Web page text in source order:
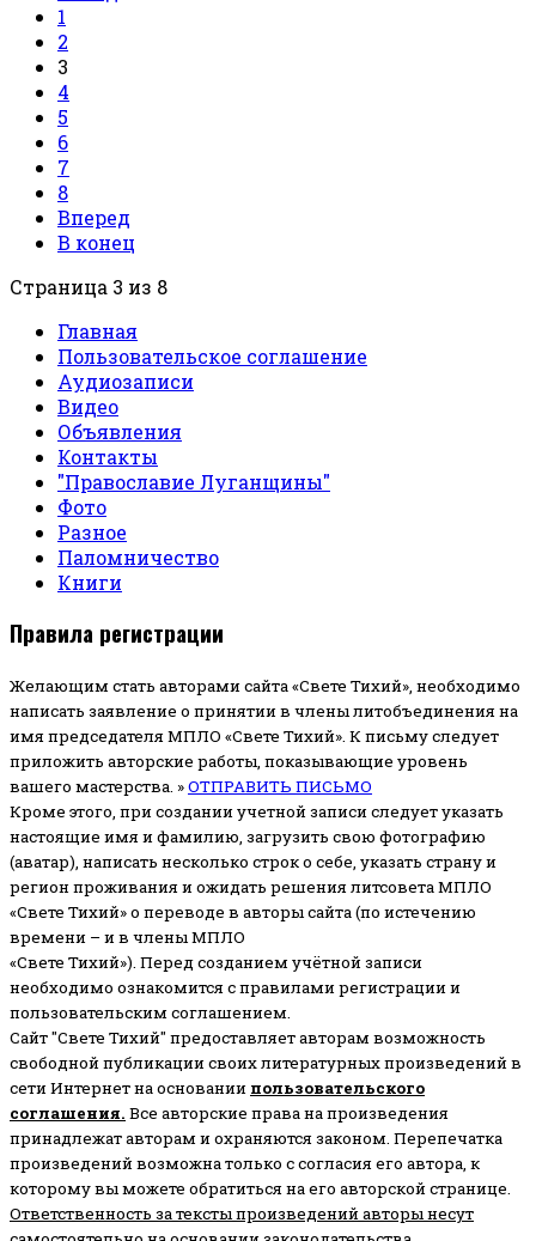
1
2
3
4
5
6
7
8
Вперед
В конец
Страница 3 из 8
Главная
Пользовательское соглашение
Аудиозаписи
Видео
Объявления
Контакты
"Православие Луганщины"
Фото
Разное
Паломничество
Книги
Правила регистрации
Желающим стать авторами сайта «Свете Тихий», необходимо
написать заявление о принятии в члены литобъединения на
имя председателя МПЛО «Свете Тихий». К письму следует
приложить авторские работы, показывающие уровень
вашего мастерства. »ОТПРАВИТЬ ПИСЬМО
Кроме этого, при создании учетной записи следует указать
настоящие имя и фамилию, загрузить свою фотографию
(аватар), написать несколько строк о себе, указать страну и
регион проживания и ожидать решения литсовета МПЛО
«Свете Тихий» о переводе в авторы сайта (по истечению
времени – и в члены МПЛО
«Свете Тихий»). Перед созданием учётной записи
необходимо ознакомится с правилами регистрации и
пользовательским соглашением.
Сайт "Свете Тихий" предоставляет авторам возможность
свободной публикации своих литературных произведений в
сети Интернет на основании пользовательского
соглашения. Все авторские права на произведения
принадлежат авторам и охраняются законом. Перепечатка
произведений возможна только с согласия его автора, к
которому вы можете обратиться на его авторской странице.
Ответственность за тексты произведений авторы несут